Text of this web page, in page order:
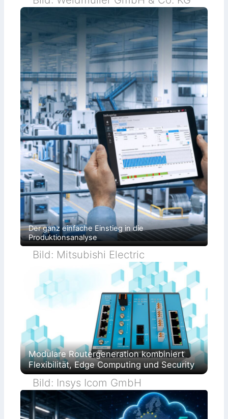
Der ganz einfache Einstieg in die
Produktionsanalyse
Bild: Mitsubishi Electric
Modulare Routergeneration kombiniert
Flexibilität, Edge Computing und Security
Bild: Insys Icom GmbH